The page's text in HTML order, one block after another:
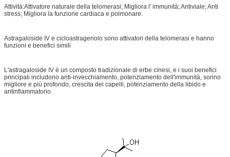
Attività:Attivatore naturale della telomerasi; Migliora l' immunità; Antiviale; Anti
stress; Migliora la funzione cardiaca e polmonare.
Astragaloside IV e cicloastragenolo sono attivatori della telomerasi e hanno
funzioni e benefici simili
L'astragaloside IV è un composto tradizionale di erbe cinesi, e i suoi benefici
principali includono anti-invecchiamento, potenziamento dell'immunità, sonno
migliore e più profondo, crescita dei capelli, potenziamento della libido e
antinfiammatorio.